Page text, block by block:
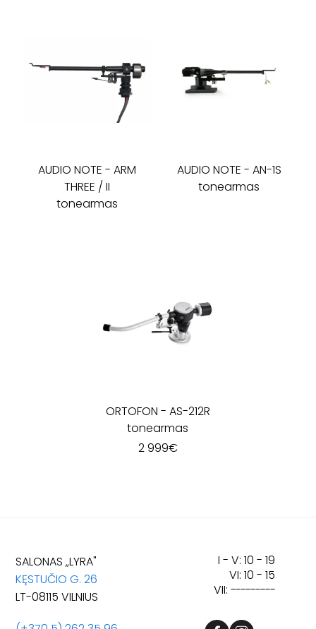
AUDIO NOTE - ARM
THREE / II
tonearmas
AUDIO NOTE - AN-1S
tonearmas
ORTOFON - AS-212R
tonearmas
2 999€
SALONAS „LYRA"
KĘSTUČIO G. 26
LT-08115 VILNIUS
I - V: 10 - 19
VI: 10 - 15
VII: ---------